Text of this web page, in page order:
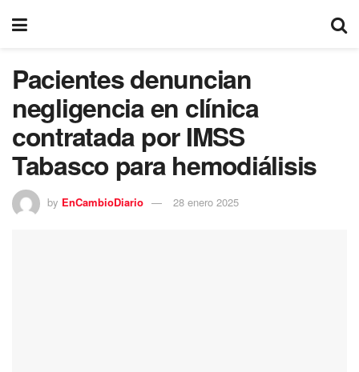
Pacientes denuncian
negligencia en clínica
contratada por IMSS
Tabasco para hemodiálisis
by EnCambioDiario 28 enero 2025